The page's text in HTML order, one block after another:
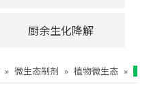
厨余生化降解
» 微生态制剂 » 植物微生态 »